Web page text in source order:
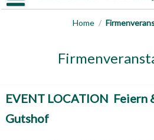
Home /
EVENT LOCATION Feiern
Gutshof